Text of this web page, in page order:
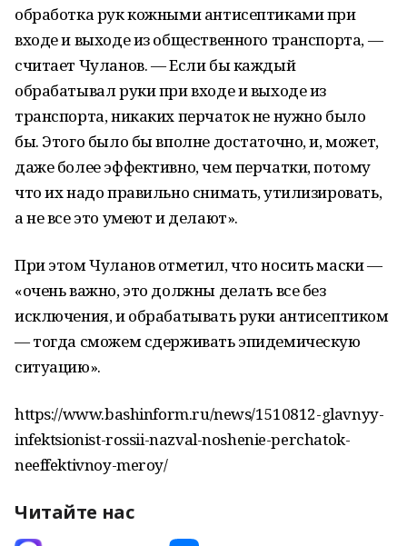
обработка рук кожными антисептиками при
входе и выходе из общественного транспорта, —
считает Чуланов. — Если бы каждый
обрабатывал руки при входе и выходе из
транспорта, никаких перчаток не нужно было
бы. Этого было бы вполне достаточно, и, может,
даже более эффективно, чем перчатки, потому
что их надо правильно снимать, утилизировать,
а не все это умеют и делают».
При этом Чуланов отметил, что носить маски —
«очень важно, это должны делать все без
исключения, и обрабатывать руки антисептиком
— тогда сможем сдерживать эпидемическую
ситуацию».
https://www.bashinform.ru/news/1510812-glavnyy-
infektsionist-rossii-nazval-noshenie-perchatok-
neeffektivnoy-meroy/
Читайте нас